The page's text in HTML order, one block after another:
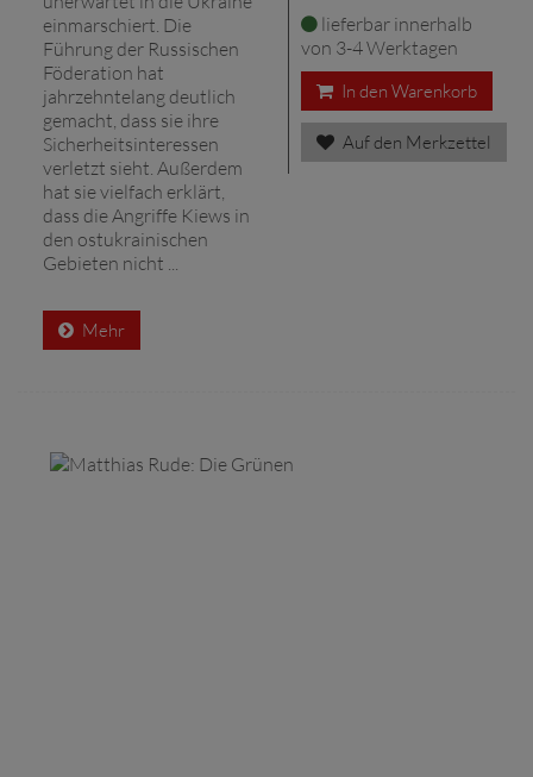
einmarschiert. Die
Führung der Russischen
Föderation hat
jahrzehntelang deutlich
gemacht, dass sie ihre
Sicherheitsinteressen
verletzt sieht. Außerdem
hat sie vielfach erklärt,
dass die Angriffe Kiews in
den ostukrainischen
Gebieten nicht ...
Mehr
lieferbar innerhalb
von 3-4 Werktagen
In den Warenkorb
Auf den Merkzettel